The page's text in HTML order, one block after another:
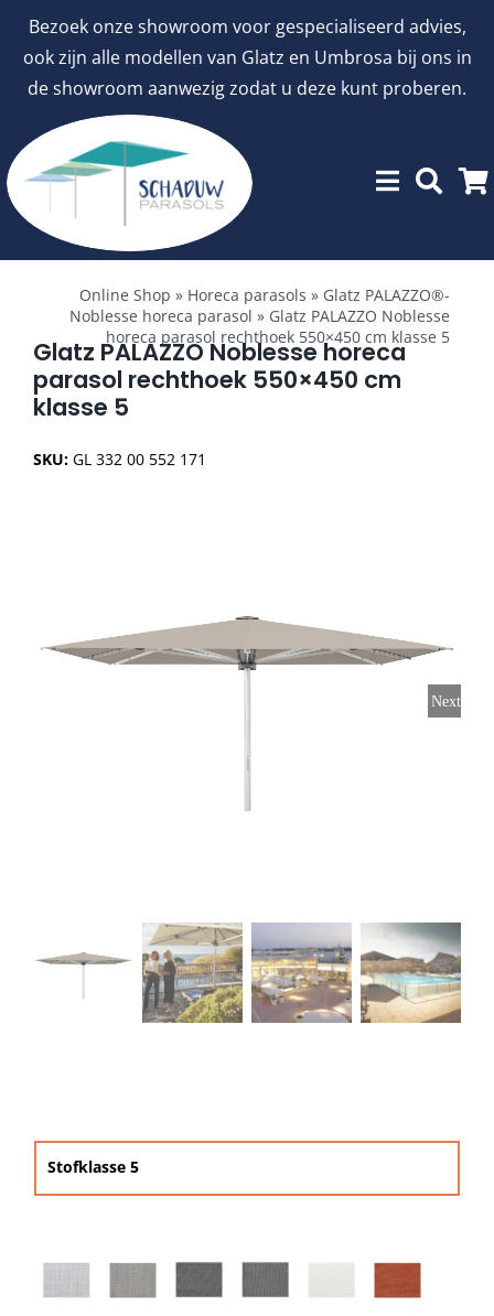
Bezoek onze showroom voor gespecialiseerd advies,
ook zijn alle modellen van Glatz en Umbrosa bij ons in
de showroom aanwezig zodat u deze kunt proberen.
inhoud
Toggle
Navigation
aanbiedingen
Stokparasols
Muurparasols
Balkonklemmen
Beschermhoezen
Glatz Vita Collectie
Glatz stofstalen collectie Sampleboeken
Online Shop » Horeca parasols » Glatz PALAZZO®-
Noblesse horeca parasol » Glatz PALAZZO Noblesse
horeca parasol rechthoek 550×450 cm klasse 5
Glatz PALAZZO Noblesse horeca
parasol rechthoek 550×450 cm
klasse 5
SKU: GL 332 00 552 171
Next
Stofklasse 5